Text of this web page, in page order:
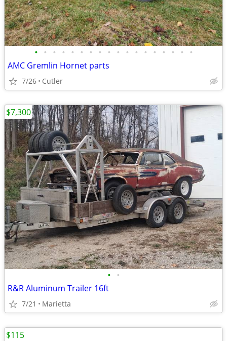
• • • • • • • • • • • • • • • • • •
AMC Gremlin Hornet parts
7/26 Cutler
• •
R&R Aluminum Trailer 16ft
7/21 Marietta
$7,300
$115